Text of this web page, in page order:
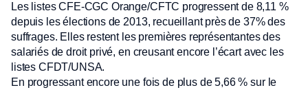
Les listes CFE-CGC Orange/CFTC progressent de 8,11 %
depuis les élections de 2013, recueillant près de 37% des
suffrages. Elles restent les premières représentantes des
salariés de droit privé, en creusant encore l’écart avec les
listes CFDT/UNSA.
En progressant encore une fois de plus de 5,66 % sur le